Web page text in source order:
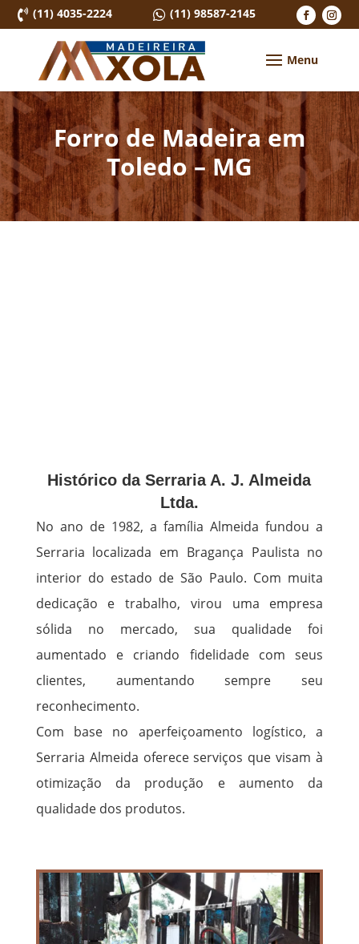
 (11) 4035-2224  (11) 98587-2145
Forro de Madeira em
Toledo – MG
Histórico da Serraria A. J. Almeida
Ltda.
No ano de 1982, a família Almeida fundou a
Serraria localizada em Bragança Paulista no
interior do estado de São Paulo. Com muita
dedicação e trabalho, virou uma empresa
sólida no mercado, sua qualidade foi
aumentado e criando fidelidade com seus
clientes, aumentando sempre seu
reconhecimento.
Com base no aperfeiçoamento logístico, a
Serraria Almeida oferece serviços que visam à
otimização da produção e aumento da
qualidade dos produtos.